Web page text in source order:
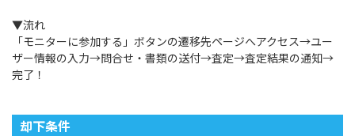
▼流れ
「モニターに参加する」ボタンの遷移先ページへアクセス→ユー
ザー情報の入力→問合せ・書類の送付→査定→査定結果の通知→
完了！
却下条件